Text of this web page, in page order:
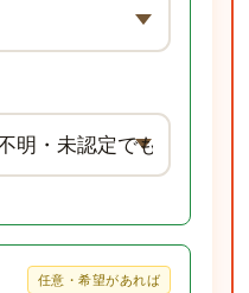
任意・希望があれば